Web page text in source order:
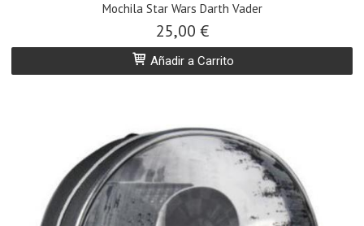
Mochila Star Wars Darth Vader
25,00 €
Añadir a Carrito